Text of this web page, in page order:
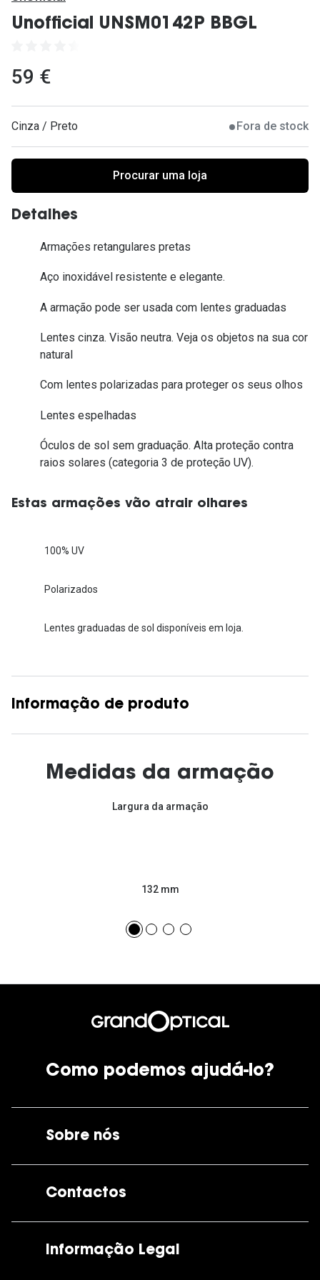
Unofficial UNSM0142P BBGL
59 €
Cinza / Preto Fora de stock
Procurar uma loja
Detalhes
Armações retangulares pretas
Aço inoxidável resistente e elegante.
A armação pode ser usada com lentes graduadas
Lentes cinza. Visão neutra. Veja os objetos na sua cor
natural
Com lentes polarizadas para proteger os seus olhos
Lentes espelhadas
Óculos de sol sem graduação. Alta proteção contra
raios solares (categoria 3 de proteção UV).
Estas armações vão atrair olhares
100% UV
Polarizados
Lentes graduadas de sol disponíveis em loja.
Informação de produto
Medidas da armação
Largura da armação
132 mm
Como podemos ajudá-lo?
Sobre nós
Contactos
Informação Legal